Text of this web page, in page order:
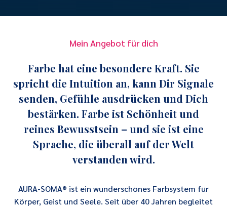
Mein Angebot für dich
Farbe hat eine besondere Kraft. Sie
spricht die Intuition an, kann Dir Signale
senden, Gefühle ausdrücken und Dich
bestärken. Farbe ist Schönheit und
reines Bewusstsein – und sie ist eine
Sprache, die überall auf der Welt
verstanden wird.
AURA-SOMA® ist ein wunderschönes Farbsystem für
Körper, Geist und Seele. Seit über 40 Jahren begleitet